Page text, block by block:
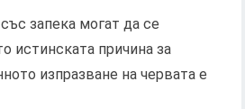
запека могат да се
истинската причина за
изпразване на червата е